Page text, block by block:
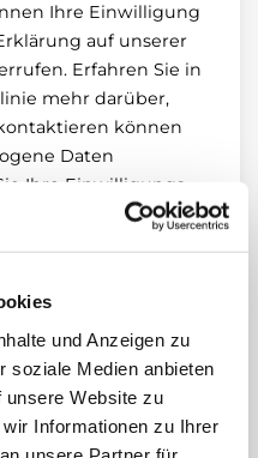
und Anzeigen zu
soziale Medien anbieten
unsere Website zu
Informationen zu Ihrer
Ihre Einwilligung
auf unserer
Erfahren Sie in
mehr darüber,
können
Daten
Ihre Einwilligungs-
Sie uns bezüglich